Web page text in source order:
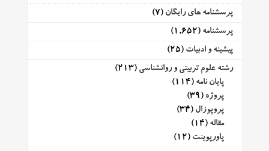
پرسشنامه های رایگان (7)
پرسشنامه (1,652)
پیشینه و ادبیات (25)
رشته علوم تربیتی و روانشناسی (213)
پایان نامه (114)
پروژه (39)
پروپوزال (34)
مقاله (14)
پاورپوینت (12)